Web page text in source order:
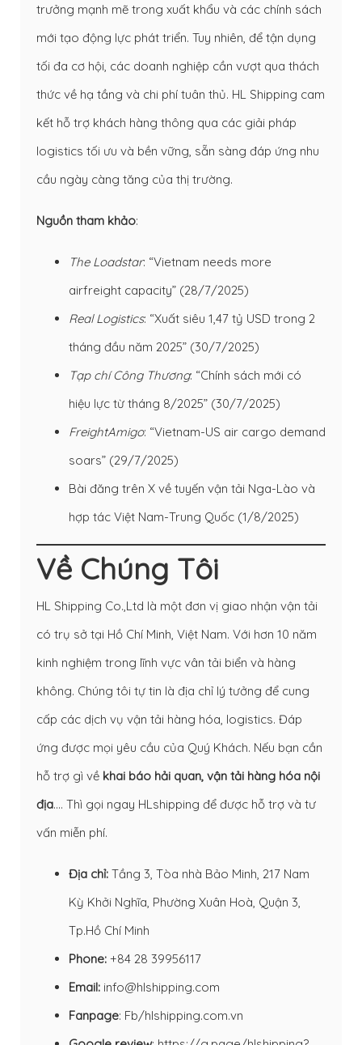
trưởng mạnh mẽ trong xuất khẩu và các chính sách
mới tạo động lực phát triển. Tuy nhiên, để tận dụng
tối đa cơ hội, các doanh nghiệp cần vượt qua thách
thức về hạ tầng và chi phí tuân thủ. HL Shipping cam
kết hỗ trợ khách hàng thông qua các giải pháp
logistics tối ưu và bền vững, sẵn sàng đáp ứng nhu
cầu ngày càng tăng của thị trường.
Nguồn tham khảo:
The Loadstar: “Vietnam needs more
airfreight capacity” (28/7/2025)
Real Logistics: “Xuất siêu 1,47 tỷ USD trong 2
tháng đầu năm 2025” (30/7/2025)
Tạp chí Công Thương: “Chính sách mới có
hiệu lực từ tháng 8/2025” (30/7/2025)
FreightAmigo: “Vietnam-US air cargo demand
soars” (29/7/2025)
Bài đăng trên X về tuyến vận tải Nga-Lào và
hợp tác Việt Nam-Trung Quốc (1/8/2025)
Về Chúng Tôi
HL Shipping Co.,Ltd là một đơn vị giao nhận vận tải
có trụ sở tại Hồ Chí Minh, Việt Nam. Với hơn 10 năm
kinh nghiệm trong lĩnh vực vân tải biển và hàng
không. Chúng tôi tự tin là địa chỉ lý tưởng để cung
cấp các dịch vụ vận tải hàng hóa, logistics. Đáp
ứng được mọi yêu cầu của Quý Khách. Nếu bạn cần
hỗ trợ gì về khai báo hải quan, vận tải hàng hóa nội
địa…. Thì gọi ngay HLshipping để được hỗ trợ và tư
vấn miễn phí.
Địa chỉ: Tầng 3, Tòa nhà Bảo Minh, 217 Nam
Kỳ Khởi Nghĩa, Phường Xuân Hoà, Quận 3,
Tp.Hồ Chí Minh
Phone: +84 28 39956117
Email: info@hlshipping.com
Fanpage: Fb/hlshipping.com.vn